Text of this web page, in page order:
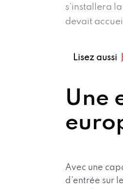
s’installera
devait
Lisez aussi
Une
Avec une
d’entrée sur